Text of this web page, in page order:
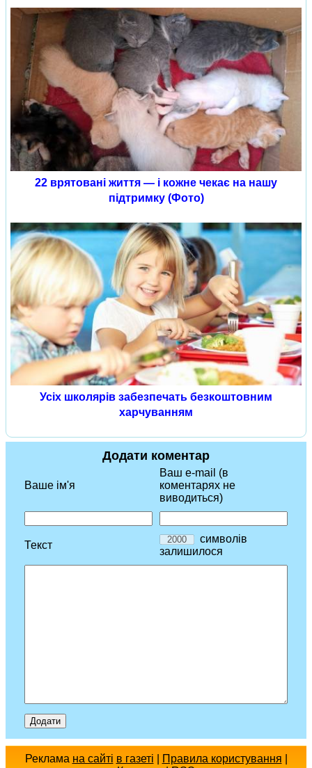
22 врятовані життя — і кожне чекає на нашу
підтримку (Фото)
Усіх школярів забезпечать безкоштовним
харчуванням
Додати коментар
Ваше ім'я
Ваш e-mail (в
коментарях не
виводиться)
Текст
символів
залишилося
Реклама на сайті в газеті Правила користування